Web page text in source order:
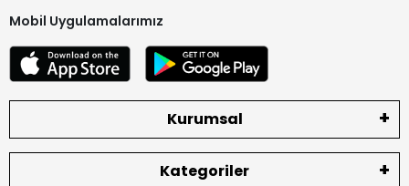
Mobil Uygulamalarımız
Kurumsal
Kategoriler